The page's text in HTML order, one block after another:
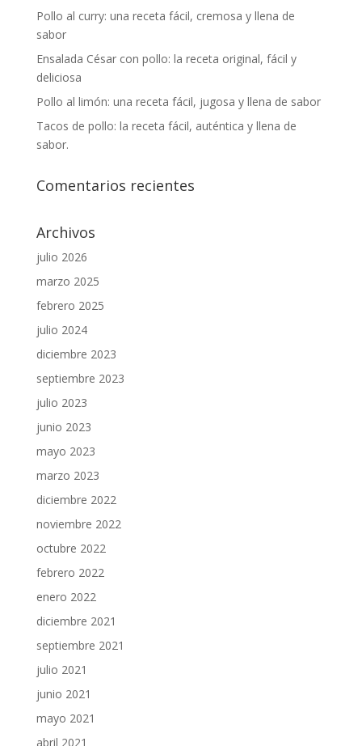
Pollo al curry: una receta fácil, cremosa y llena de
sabor
Ensalada César con pollo: la receta original, fácil y
deliciosa
Pollo al limón: una receta fácil, jugosa y llena de sabor
Tacos de pollo: la receta fácil, auténtica y llena de
sabor.
Comentarios recientes
Archivos
julio 2026
marzo 2025
febrero 2025
julio 2024
diciembre 2023
septiembre 2023
julio 2023
junio 2023
mayo 2023
marzo 2023
diciembre 2022
noviembre 2022
octubre 2022
febrero 2022
enero 2022
diciembre 2021
septiembre 2021
julio 2021
junio 2021
mayo 2021
abril 2021